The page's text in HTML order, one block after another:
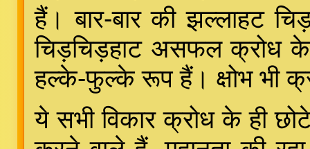
हैं। बार-बार की झल्लाहट
चिड़चिड़हाट असफल क्रोध
हल्के-फुल्के रूप हैं। क्षोभ भी
ये सभी विकार क्रोध के ही